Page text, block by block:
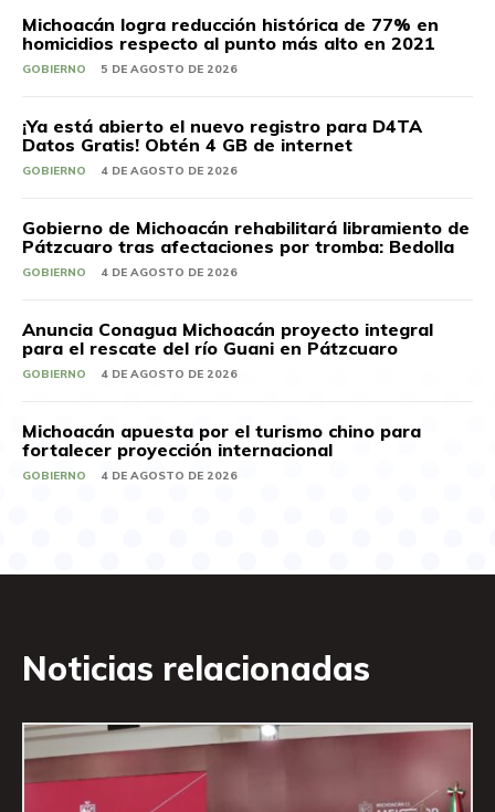
Michoacán logra reducción histórica de 77% en
homicidios respecto al punto más alto en 2021
GOBIERNO 5 DE AGOSTO DE 2026
¡Ya está abierto el nuevo registro para D4TA
Datos Gratis! Obtén 4 GB de internet
GOBIERNO 4 DE AGOSTO DE 2026
Gobierno de Michoacán rehabilitará libramiento de
Pátzcuaro tras afectaciones por tromba: Bedolla
GOBIERNO 4 DE AGOSTO DE 2026
Anuncia Conagua Michoacán proyecto integral
para el rescate del río Guani en Pátzcuaro
GOBIERNO 4 DE AGOSTO DE 2026
Michoacán apuesta por el turismo chino para
fortalecer proyección internacional
GOBIERNO 4 DE AGOSTO DE 2026
Noticias relacionadas